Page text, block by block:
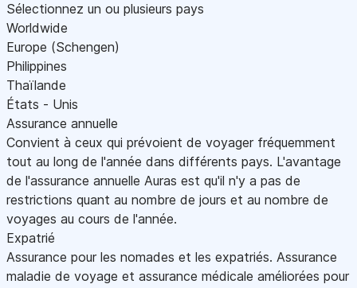
Sélectionnez un ou plusieurs pays
Worldwide
Europe (Schengen)
Philippines
Thaïlande
États - Unis
Assurance annuelle
Convient à ceux qui prévoient de voyager fréquemment
tout au long de l'année dans différents pays. L'avantage
de l'assurance annuelle Auras est qu'il n'y a pas de
restrictions quant au nombre de jours et au nombre de
voyages au cours de l'année.
Expatrié
Assurance pour les nomades et les expatriés. Assurance
maladie de voyage et assurance médicale améliorées pour